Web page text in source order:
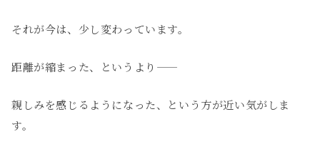
それが今は、少し変わっています。
距離が縮まった、というより——
親しみを感じるようになった、という方が近い気がしま
す。